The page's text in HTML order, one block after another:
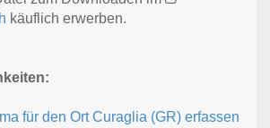
käuflich erwerben.
für den Ort Curaglia (GR) erfassen